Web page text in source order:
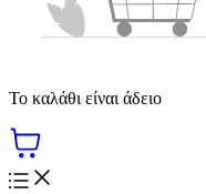
Το καλάθι είναι άδειο